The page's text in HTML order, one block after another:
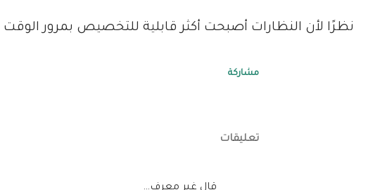
نظرًا لأن النظارات أصبحت أكثر قابلية للتخصيص بمرور
مشاركة
تعليقات
‏قال غير معرف…